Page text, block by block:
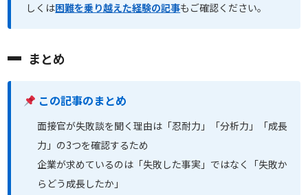
しくは困難を乗り越えた経験の記事もご確認ください。
まとめ
この記事のまとめ
面接官が失敗談を聞く理由は「忍耐力」「分析力」「成長
力」の3つを確認するため
企業が求めているのは「失敗した事実」ではなく「失敗か
らどう成長したか」